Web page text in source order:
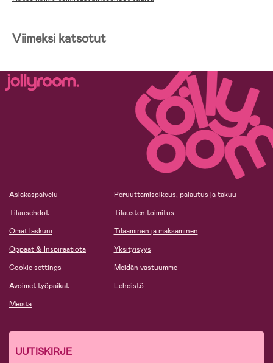
Viimeksi katsotut
Asiakaspalvelu
Tilausehdot
Omat laskuni
Oppaat & Inspiraatiota
Cookie settings
Avoimet työpaikat
Meistä
Peruuttamisoikeus, palautus ja takuu
Tilausten toimitus
Tilaaminen ja maksaminen
Yksityisyys
Meidän vastuumme
Lehdistö
UUTISKIRJE